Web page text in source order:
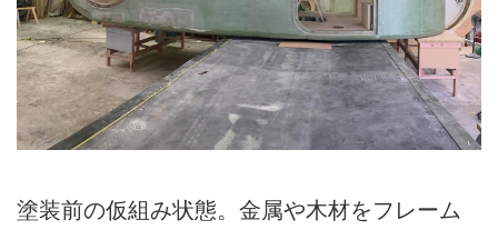
塗装前の仮組み状態。金属や木材をフレーム